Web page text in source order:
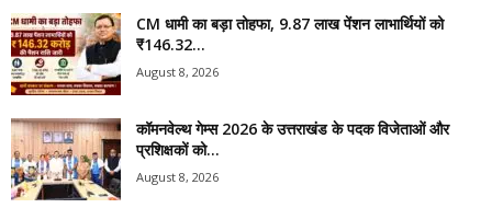
CM धामी का बड़ा तोहफा, 9.87 लाख पेंशन लाभार्थियों को
₹146.32...
August 8, 2026
कॉमनवेल्थ गेम्स 2026 के उत्तराखंड के पदक विजेताओं और
प्रशिक्षकों को...
August 8, 2026